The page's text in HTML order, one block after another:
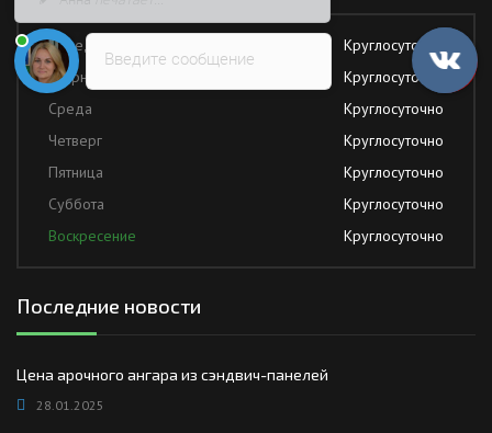
Понедельник
Круглосуточно
Вторник
Круглосуточно
Среда
Круглосуточно
Четверг
Круглосуточно
Пятница
Круглосуточно
Суббота
Круглосуточно
Воскресение
Круглосуточно
Последние новости
Цена арочного ангара из сэндвич-панелей
28.01.2025
Введите сообщение